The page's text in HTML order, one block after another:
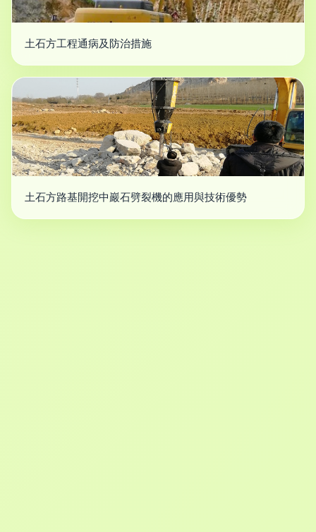
土石方工程通病及防治措施
土石方路基開挖中巖石劈裂機的應用與技術優勢